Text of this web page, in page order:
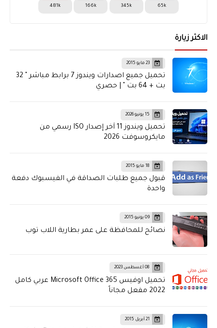
65k
345k
166k
481k
الاكثر زيارة
23 مايو 2015
تحميل جميع اصدارات ويندوز 7 برابط مباشر " 32
بت + 64 بت " | حصري
15 يونيو 2026
تحميل ويندوز 11 آخر إصدار ISO رسمي من
مايكروسوفت 2026
18 مايو 2015
قبول جميع طلبات الصداقة في الفيسبوك دفعة
واحدة
09 يونيو 2015
نصائح للمحافظة على عمر بطارية اللاب توب
08 أغسطس 2023
تحميل اوفيس Microsoft Office 365 عربي كامل
2022 مفعل مجاناً
21 أبريل 2015